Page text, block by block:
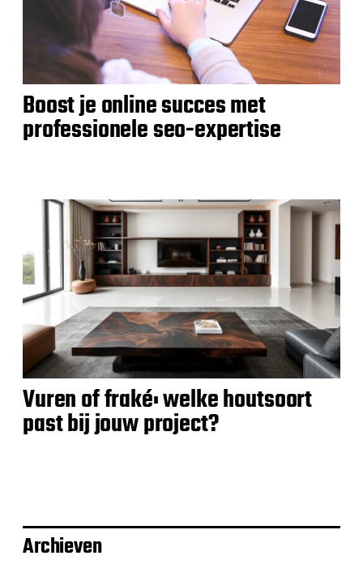
Boost je online succes met
professionele seo-expertise
Vuren of fraké: welke houtsoort
past bij jouw project?
Archieven